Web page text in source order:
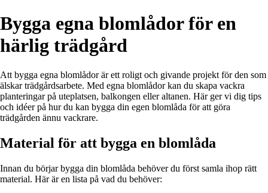
Bygga egna blomlådor för en
härlig trädgård
Att bygga egna blomlådor är ett roligt och givande projekt för den som
älskar trädgårdsarbete. Med egna blomlådor kan du skapa vackra
planteringar på uteplatsen, balkongen eller altanen. Här ger vi dig tips
och idéer på hur du kan bygga din egen blomlåda för att göra
trädgården ännu vackrare.
Material för att bygga en blomlåda
Innan du börjar bygga din blomlåda behöver du först samla ihop rätt
material. Här är en lista på vad du behöver: